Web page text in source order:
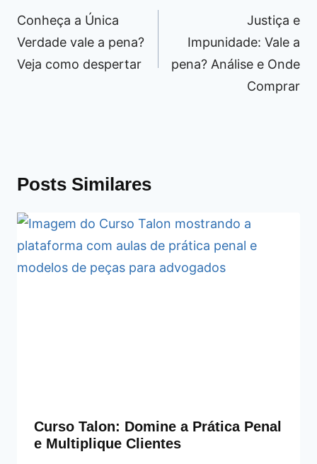
de
Post
Conheça a Única
Verdade vale a pena?
Veja como despertar
Justiça e
Impunidade: Vale a
pena? Análise e Onde
Comprar
Posts Similares
Curso Talon: Domine a Prática Penal
e Multiplique Clientes